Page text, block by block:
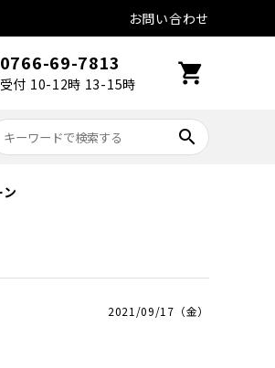
お問い合わせ
0766-69-7813
受付 10-12時 13-15時 shopping_cart
search
2021/09/17（金）